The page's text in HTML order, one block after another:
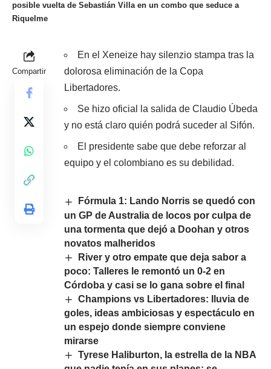
posible vuelta de Sebastián Villa en un combo que seduce a
Riquelme
Compartir
En el Xeneize hay silenzio stampa tras la
dolorosa eliminación de la Copa
Libertadores.
Se hizo oficial la salida de Claudio Úbeda
y no está claro quién podrá suceder al Sifón.
El presidente sabe que debe reforzar al
equipo y el colombiano es su debilidad.
Fórmula 1: Lando Norris se quedó con
un GP de Australia de locos por culpa de
una tormenta que dejó a Doohan y otros
novatos malheridos
River y otro empate que deja sabor a
poco: Talleres le remontó un 0-2 en
Córdoba y casi se lo gana sobre el final
Champions vs Libertadores: lluvia de
goles, ideas ambiciosas y espectáculo en
un espejo donde siempre conviene
mirarse
Tyrese Haliburton, la estrella de la NBA